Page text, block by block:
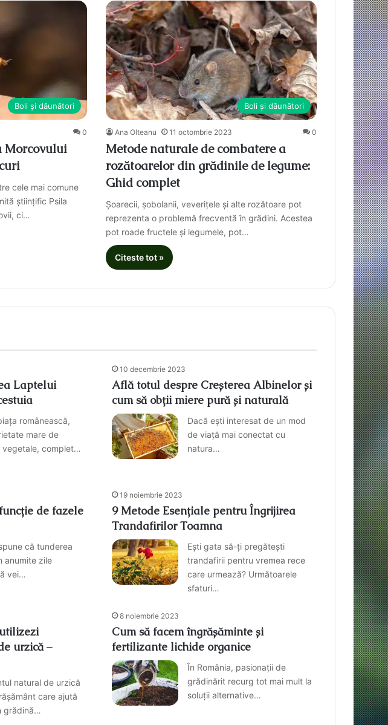
Boli și dăunători
0
Morcovului
cele mai comune
științific Psila
ci…
Boli și dăunători
Ana Olteanu 11 octombrie 2023 0
Metode naturale de combatere a
rozătoarelor din grădinile de legume:
Ghid complet
Șoarecii, șobolanii, veverițele și alte rozătoare pot
reprezenta o problemă frecventă în grădini. Acestea
pot roade fructele și legumele, pot…
Citeste tot »
Laptelui
românească,
mare de
vegetale, complet…
10 decembrie 2023
Află totul despre Creșterea Albinelor și
cum să obții miere pură și naturală
Dacă ești interesat de un mod
de viață mai conectat cu
natura…
de fazele
că tunderea
anumite zile
vei…
19 noiembrie 2023
9 Metode Esențiale pentru Îngrijirea
Trandafirilor Toamna
Ești gata să-ți pregătești
trandafirii pentru vremea rece
care urmează? Următoarele
sfaturi…
urzică –
natural de urzică
care ajută
grădină…
8 noiembrie 2023
Cum să facem îngrășăminte și
fertilizante lichide organice
În România, pasionații de
grădinărit recurg tot mai mult la
soluții alternative…